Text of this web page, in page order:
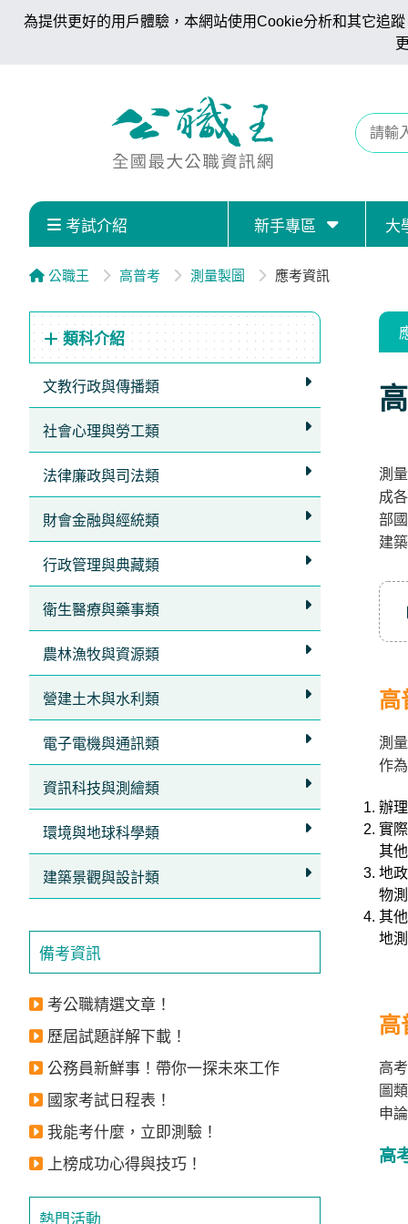
為提供更好的用戶體驗，本網站使用Cookie分析和其它追
考試介紹 新手專區 大
公職王 高普考 測量製圖 應考資訊
類科介紹
文教行政與傳播類
社會心理與勞工類
法律廉政與司法類
財會金融與經統類
行政管理與典藏類
衛生醫療與藥事類
農林漁牧與資源類
營建土木與水利類
電子電機與通訊類
資訊科技與測繪類
環境與地球科學類
建築景觀與設計類
備考資訊
考公職精選文章！
歷屆試題詳解下載！
公務員新鮮事！帶你一探未來工作
國家考試日程表！
我能考什麼，立即測驗！
上榜成功心得與技巧！
熱門活動
測
成
部
建
高
測
作
辦
實
其
地
物
其
地
高
高
圖
申
高